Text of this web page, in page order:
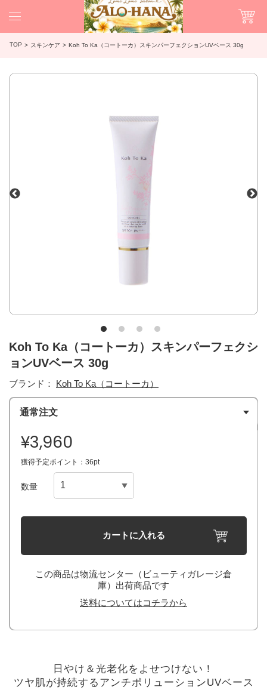
TOP スキンケア Koh To Ka（コートーカ）スキンパーフェクションUVベース 30g
Koh To Ka（コートーカ）スキンパーフェクシ
ョンUVベース 30g
ブランド： Koh To Ka（コートーカ）
通常注文
¥3,960
獲得予定ポイント：36pt
数量
カートに入れる
この商品は物流センター（ビューティガレージ倉
庫）出荷商品です
送料についてはコチラから
日やけ＆光老化をよせつけない！
ツヤ肌が持続するアンチポリューションUVベース